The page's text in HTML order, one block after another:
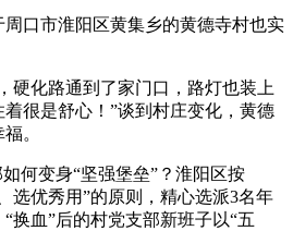
口市淮阳区黄集乡的黄德寺村也实
化路通到了家门口，路灯也装上
很是舒心！”谈到村庄变化，黄德
。
变身“坚强堡垒”？淮阳区按
选优秀用”的原则，精心选派3名年
换血”后的村党支部新班子以“五